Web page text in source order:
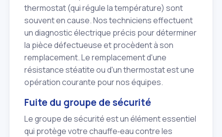
thermostat (qui régule la température) sont
souvent en cause. Nos techniciens effectuent
un diagnostic électrique précis pour déterminer
la pièce défectueuse et procèdent à son
remplacement. Le remplacement d'une
résistance stéatite ou d'un thermostat est une
opération courante pour nos équipes.
Fuite du groupe de sécurité
Le groupe de sécurité est un élément essentiel
qui protège votre chauffe‑eau contre les